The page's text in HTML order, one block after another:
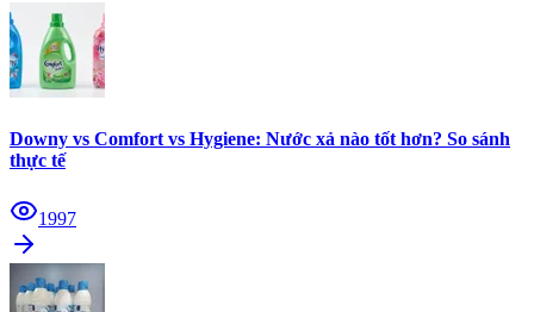
Downy vs Comfort vs Hygiene: Nước xả nào tốt hơn? So sánh
thực tế
1997